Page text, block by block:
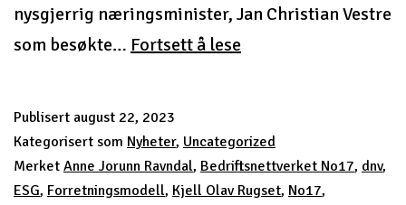
nysgjerrig næringsminister, Jan Christian Vestre
som besøkte… Fortsett å leseBærekraft
et
Publisert august 22, 2023
Kategorisert som Nyheter, Uncategorized
Merket Anne Jorunn Ravndal, Bedriftsnettverket No17, dnv,
ESG, Forretningsmodell, Kjell Olav Rugset, No17,